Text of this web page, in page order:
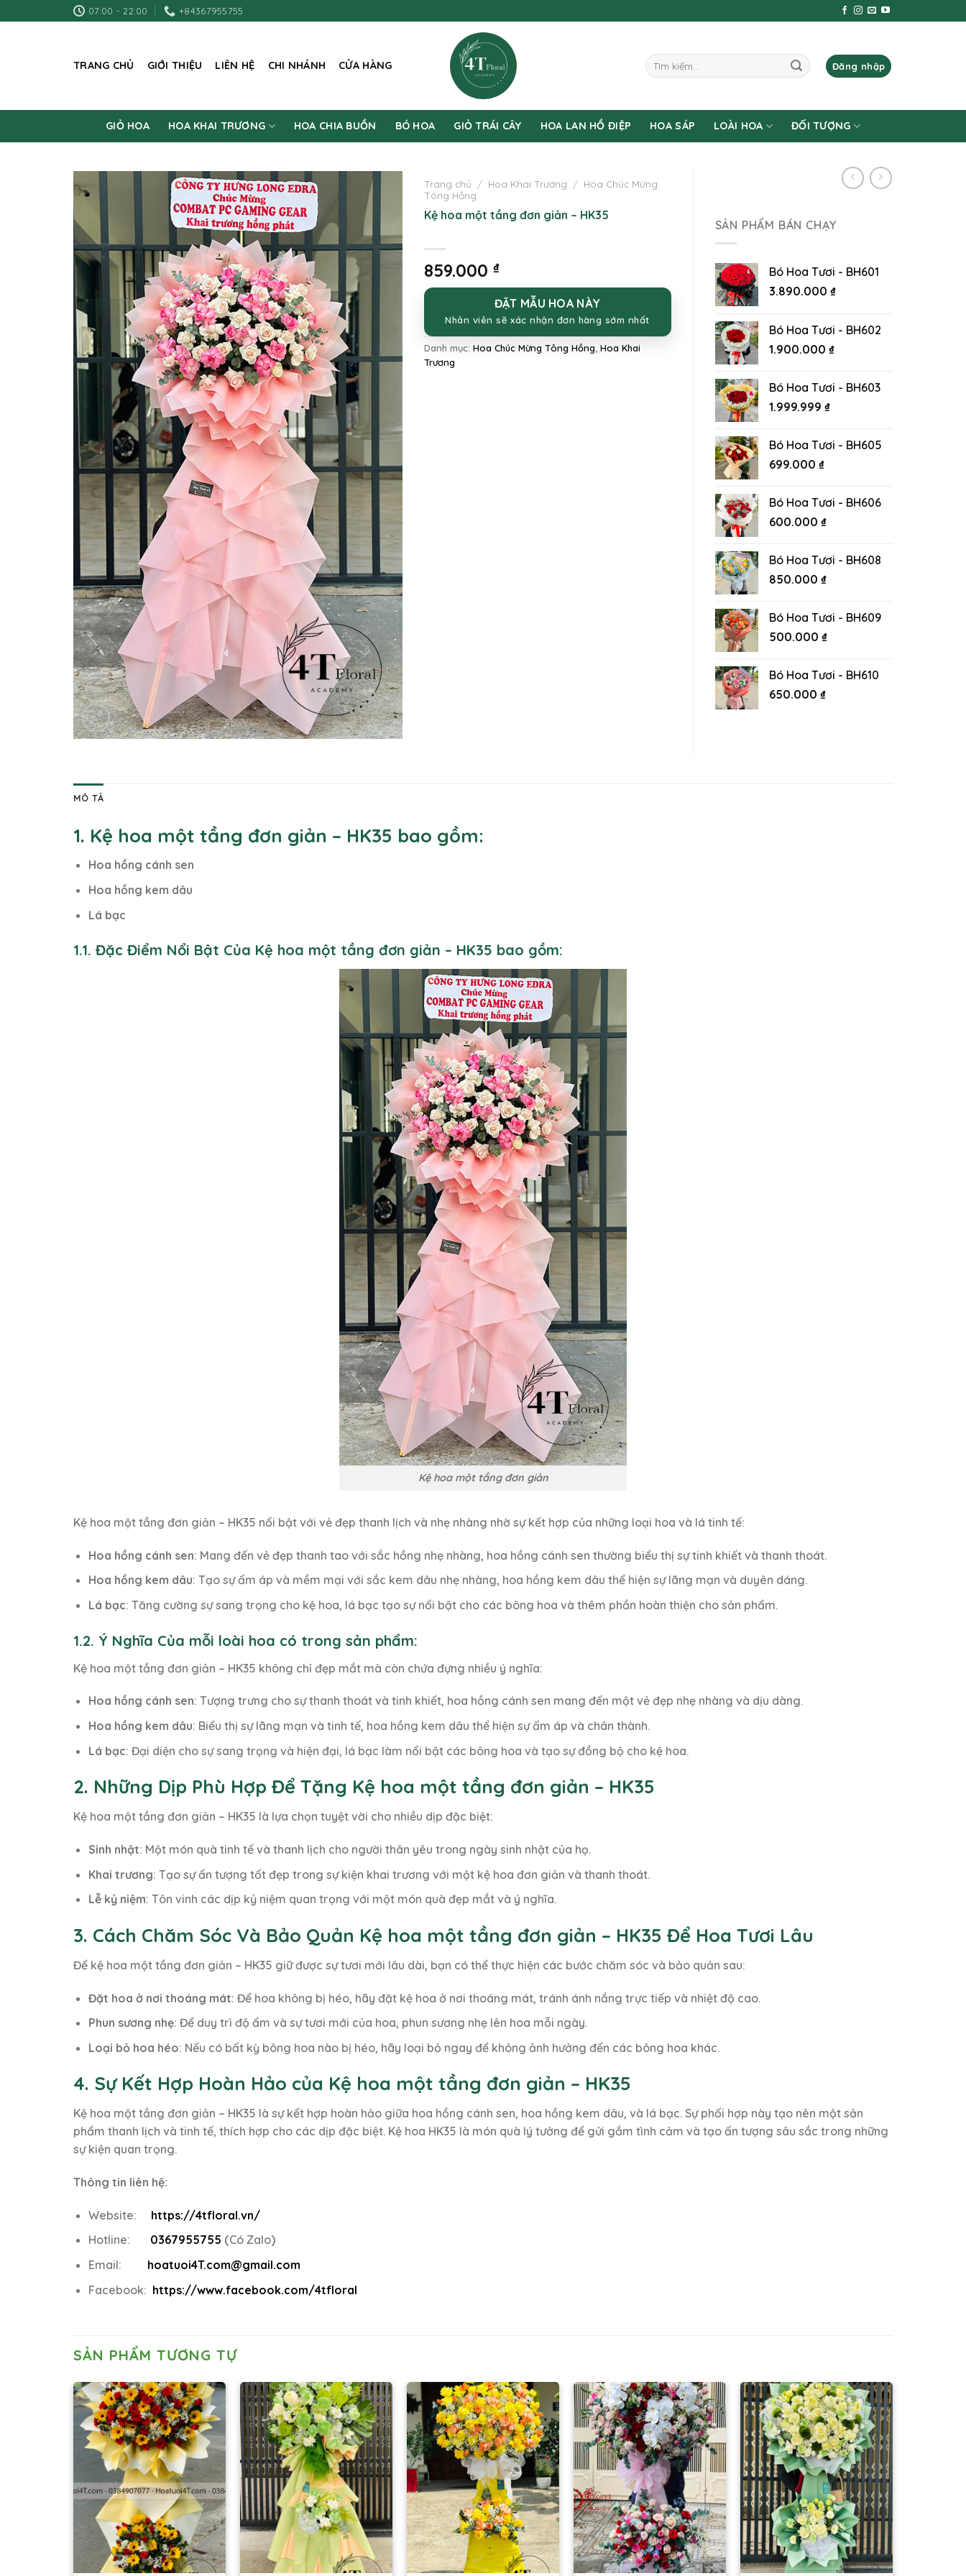
to
07:00 - 22:00 +84367955755
TRANG CHỦ GIỚI THIỆU LIÊN HỆ CHI NHÁNH CỬA HÀNG
Tìm
kiếm:
Đăng nhập
GIỎ HOA HOA KHAI TRƯƠNG HOA CHIA BUỒN BÓ HOA GIỎ TRÁI CÂY HOA LAN HỒ ĐIỆP HOA SÁP LOÀI HOA ĐỐI TƯỢNG
Trang chủ / Hoa Khai Trương / Hoa Chúc Mừng
Tông Hồng
Kệ hoa một tầng đơn giản – HK35
859.000 ₫
ĐẶT MẪU HOA NÀY
Nhân viên sẽ xác nhận đơn hàng sớm nhất
Danh mục: Hoa Chúc Mừng Tông Hồng Hoa Khai
Trương
SẢN PHẨM BÁN CHẠY
Bó Hoa Tươi - BH601
3.890.000 ₫
Bó Hoa Tươi - BH602
1.900.000 ₫
Bó Hoa Tươi - BH603
1.999.999 ₫
Bó Hoa Tươi - BH605
699.000 ₫
Bó Hoa Tươi - BH606
600.000 ₫
Bó Hoa Tươi - BH608
850.000 ₫
Bó Hoa Tươi - BH609
500.000 ₫
Bó Hoa Tươi - BH610
650.000 ₫
MÔ TẢ
1. Kệ hoa một tầng đơn giản – HK35 bao gồm:
Hoa hồng cánh sen
Hoa hồng kem dâu
Lá bạc
1.1. Đặc Điểm Nổi Bật Của Kệ hoa một tầng đơn giản – HK35 bao gồm:
Kệ hoa một tầng đơn giản
Kệ hoa một tầng đơn giản – HK35 nổi bật với vẻ đẹp thanh lịch và nhẹ nhàng nhờ sự kết hợp của những loại hoa và lá tinh tế:
Hoa hồng cánh sen: Mang đến vẻ đẹp thanh tao với sắc hồng nhẹ nhàng, hoa hồng cánh sen thường biểu thị sự tinh khiết và thanh thoát.
Hoa hồng kem dâu: Tạo sự ấm áp và mềm mại với sắc kem dâu nhẹ nhàng, hoa hồng kem dâu thể hiện sự lãng mạn và duyên dáng.
Lá bạc: Tăng cường sự sang trọng cho kệ hoa, lá bạc tạo sự nổi bật cho các bông hoa và thêm phần hoàn thiện cho sản phẩm.
1.2. Ý Nghĩa Của mỗi loài hoa có trong sản phẩm:
Kệ hoa một tầng đơn giản – HK35 không chỉ đẹp mắt mà còn chứa đựng nhiều ý nghĩa:
Hoa hồng cánh sen: Tượng trưng cho sự thanh thoát và tinh khiết, hoa hồng cánh sen mang đến một vẻ đẹp nhẹ nhàng và dịu dàng.
Hoa hồng kem dâu: Biểu thị sự lãng mạn và tinh tế, hoa hồng kem dâu thể hiện sự ấm áp và chân thành.
Lá bạc: Đại diện cho sự sang trọng và hiện đại, lá bạc làm nổi bật các bông hoa và tạo sự đồng bộ cho kệ hoa.
2. Những Dịp Phù Hợp Để Tặng Kệ hoa một tầng đơn giản – HK35
Kệ hoa một tầng đơn giản – HK35 là lựa chọn tuyệt vời cho nhiều dịp đặc biệt:
Sinh nhật: Một món quà tinh tế và thanh lịch cho người thân yêu trong ngày sinh nhật của họ.
Khai trương: Tạo sự ấn tượng tốt đẹp trong sự kiện khai trương với một kệ hoa đơn giản và thanh thoát.
Lễ kỷ niệm: Tôn vinh các dịp kỷ niệm quan trọng với một món quà đẹp mắt và ý nghĩa.
3. Cách Chăm Sóc Và Bảo Quản Kệ hoa một tầng đơn giản – HK35 Để Hoa Tươi Lâu
Để kệ hoa một tầng đơn giản – HK35 giữ được sự tươi mới lâu dài, bạn có thể thực hiện các bước chăm sóc và bảo quản sau:
Đặt hoa ở nơi thoáng mát: Để hoa không bị héo, hãy đặt kệ hoa ở nơi thoáng mát, tránh ánh nắng trực tiếp và nhiệt độ cao.
Phun sương nhẹ: Để duy trì độ ẩm và sự tươi mới của hoa, phun sương nhẹ lên hoa mỗi ngày.
Loại bỏ hoa héo: Nếu có bất kỳ bông hoa nào bị héo, hãy loại bỏ ngay để không ảnh hưởng đến các bông hoa khác.
4. Sự Kết Hợp Hoàn Hảo của Kệ hoa một tầng đơn giản – HK35
Kệ hoa một tầng đơn giản – HK35 là sự kết hợp hoàn hảo giữa hoa hồng cánh sen, hoa hồng kem dâu, và lá bạc. Sự phối hợp này tạo nên một sản
phẩm thanh lịch và tinh tế, thích hợp cho các dịp đặc biệt. Kệ hoa HK35 là món quà lý tưởng để gửi gắm tình cảm và tạo ấn tượng sâu sắc trong những
sự kiện quan trọng.
Thông tin liên hệ:
Website:
https://4tfloral.vn/
Hotline:
0367955755 (Có Zalo)
Email:
hoatuoi4T.com@gmail.com
Facebook: https://www.facebook.com/4tfloral
SẢN PHẨM TƯƠNG TỰ